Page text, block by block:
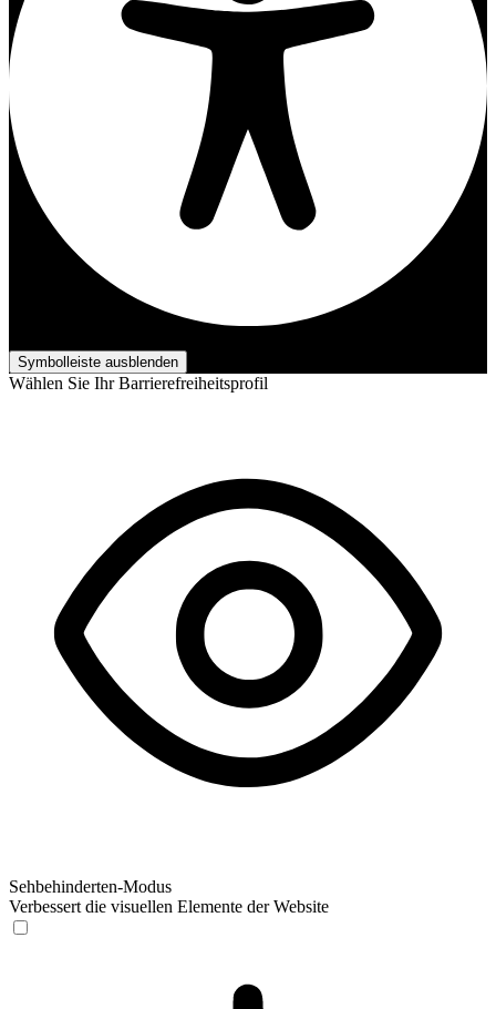
Symbolleiste ausblenden
Wählen Sie Ihr Barrierefreiheitsprofil
Sehbehinderten-Modus
Verbessert die visuellen Elemente der Website